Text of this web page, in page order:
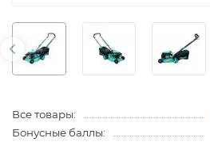
Все товары:
Бонусные баллы: